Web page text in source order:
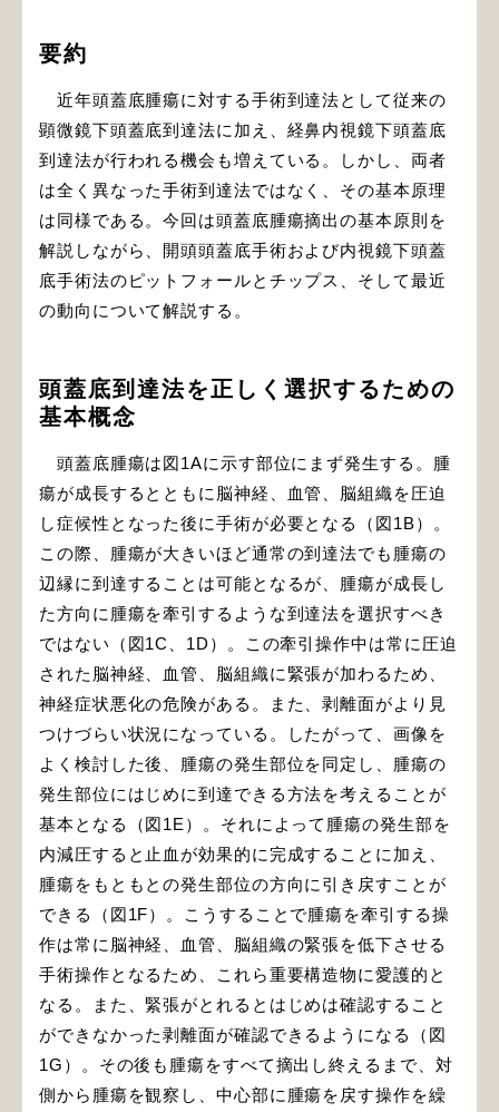
要約
近年頭蓋底腫瘍に対する手術到達法として従来の
顕微鏡下頭蓋底到達法に加え、経鼻内視鏡下頭蓋底
到達法が行われる機会も増えている。しかし、両者
は全く異なった手術到達法ではなく、その基本原理
は同様である。今回は頭蓋底腫瘍摘出の基本原則を
解説しながら、開頭頭蓋底手術および内視鏡下頭蓋
底手術法のピットフォールとチップス、そして最近
の動向について解説する。
頭蓋底到達法を正しく選択するための
基本概念
頭蓋底腫瘍は図1Aに示す部位にまず発生する。腫
瘍が成長するとともに脳神経、血管、脳組織を圧迫
し症候性となった後に手術が必要となる（図1B）。
この際、腫瘍が大きいほど通常の到達法でも腫瘍の
辺縁に到達することは可能となるが、腫瘍が成長し
た方向に腫瘍を牽引するような到達法を選択すべき
ではない（図1C、1D）。この牽引操作中は常に圧迫
された脳神経、血管、脳組織に緊張が加わるため、
神経症状悪化の危険がある。また、剥離面がより見
つけづらい状況になっている。したがって、画像を
よく検討した後、腫瘍の発生部位を同定し、腫瘍の
発生部位にはじめに到達できる方法を考えることが
基本となる（図1E）。それによって腫瘍の発生部を
内減圧すると止血が効果的に完成することに加え、
腫瘍をもともとの発生部位の方向に引き戻すことが
できる（図1F）。こうすることで腫瘍を牽引する操
作は常に脳神経、血管、脳組織の緊張を低下させる
手術操作となるため、これら重要構造物に愛護的と
なる。また、緊張がとれるとはじめは確認すること
ができなかった剥離面が確認できるようになる（図
1G）。その後も腫瘍をすべて摘出し終えるまで、対
側から腫瘍を観察し、中心部に腫瘍を戻す操作を繰